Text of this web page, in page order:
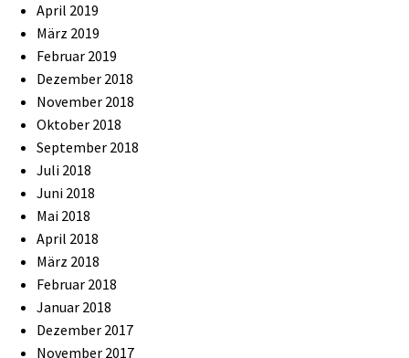
April 2019
März 2019
Februar 2019
Dezember 2018
November 2018
Oktober 2018
September 2018
Juli 2018
Juni 2018
Mai 2018
April 2018
März 2018
Februar 2018
Januar 2018
Dezember 2017
November 2017